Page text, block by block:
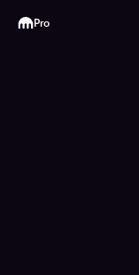
Kraken
Pro